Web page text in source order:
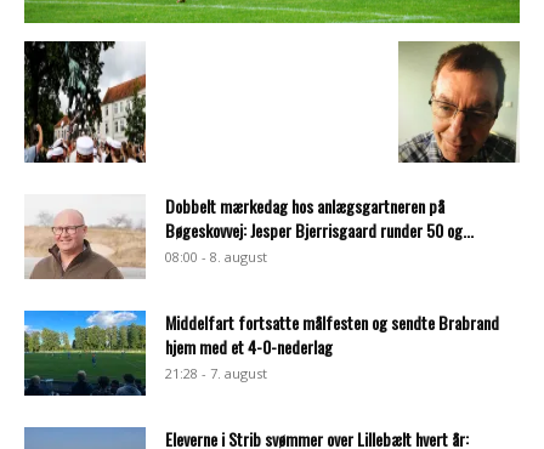
Dobbelt mærkedag hos anlægsgartneren på
Bøgeskovvej: Jesper Bjerrisgaard runder 50 og...
08:00 - 8. august
Middelfart fortsatte målfesten og sendte Brabrand
hjem med et 4-0-nederlag
21:28 - 7. august
Eleverne i Strib svømmer over Lillebælt hvert år: